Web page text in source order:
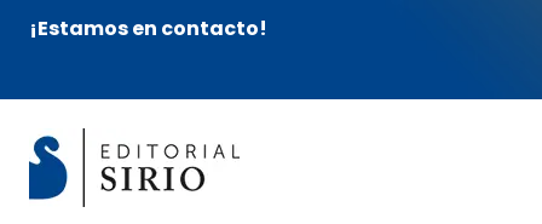
¡Estamos en contacto!